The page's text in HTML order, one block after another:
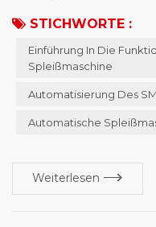
Industrie entwickelt sich
Beschickung von SMT-
Materialannahme
werden? Wie realisiert
STICHWORTE :
Einführung In Die
Spleißmaschine
Automatisierung Des
Automatische
Weiterlesen